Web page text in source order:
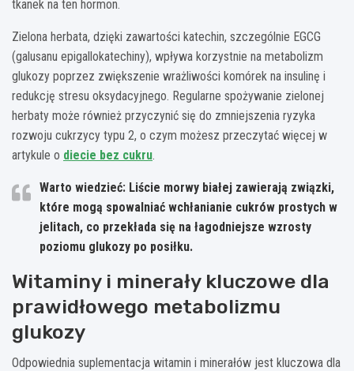
tkanek na ten hormon.
Zielona herbata, dzięki zawartości katechin, szczególnie EGCG
(galusanu epigallokatechiny), wpływa korzystnie na metabolizm
glukozy poprzez zwiększenie wrażliwości komórek na insulinę i
redukcję stresu oksydacyjnego. Regularne spożywanie zielonej
herbaty może również przyczynić się do zmniejszenia ryzyka
rozwoju cukrzycy typu 2, o czym możesz przeczytać więcej w
artykule o diecie bez cukru.
Warto wiedzieć: Liście morwy białej zawierają związki,
które mogą spowalniać wchłanianie cukrów prostych w
jelitach, co przekłada się na łagodniejsze wzrosty
poziomu glukozy po posiłku.
Witaminy i minerały kluczowe dla
prawidłowego metabolizmu
glukozy
Odpowiednia suplementacja witamin i minerałów jest kluczowa dla